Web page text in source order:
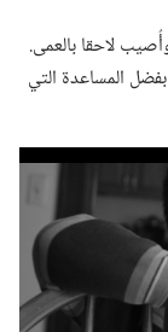
لاحقا بالعمى.‏
المساعدة التي